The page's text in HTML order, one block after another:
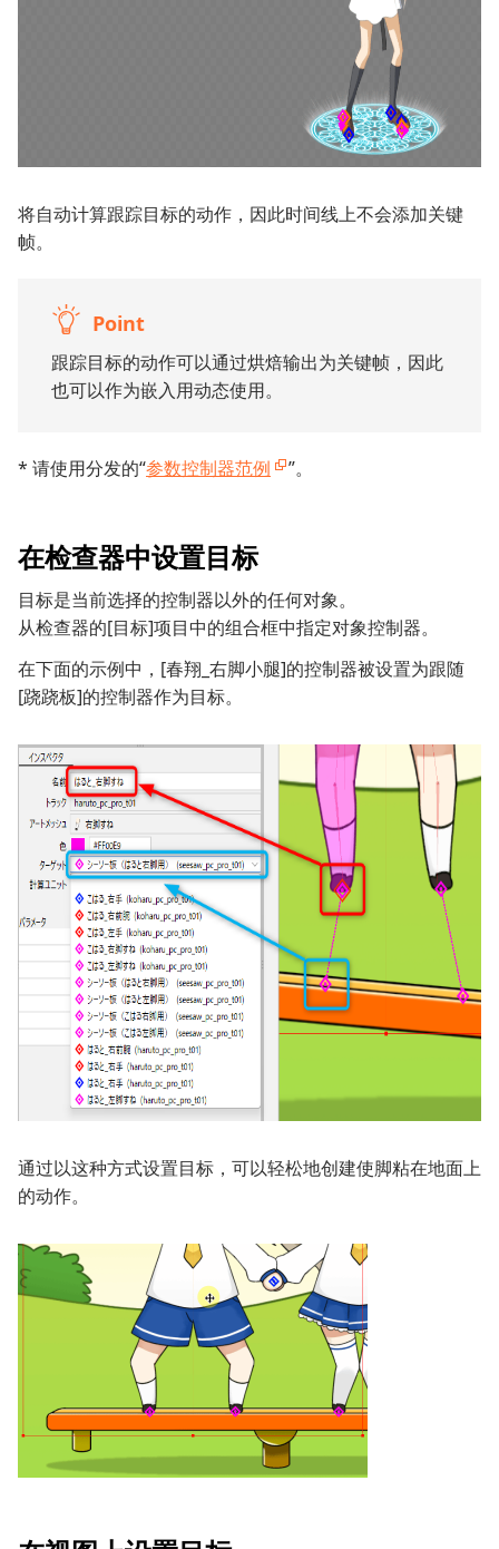
将自动计算跟踪目标的动作，因此时间线上不会添加关键
帧。
Point
跟踪目标的动作可以通过烘焙输出为关键帧，因此
也可以作为嵌入用动态使用。
* 请使用分发的“参数控制器范例 ”。
在检查器中设置目标
目标是当前选择的控制器以外的任何对象。
从检查器的[目标]项目中的组合框中指定对象控制器。
在下面的示例中，[春翔_右脚小腿]的控制器被设置为跟随
[跷跷板]的控制器作为目标。
通过以这种方式设置目标，可以轻松地创建使脚粘在地面上
的动作。